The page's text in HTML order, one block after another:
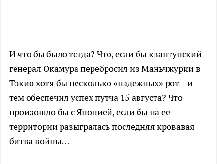
И что бы было тогда? Что, если бы квантунский
генерал Окамура перебросил из Маньчжурии в
Токио хотя бы несколько «надежных» рот – и
тем обеспечил успех путча 15 августа? Что
произошло бы с Японией, если бы на ее
территории разыгралась последняя кровавая
битва войны…